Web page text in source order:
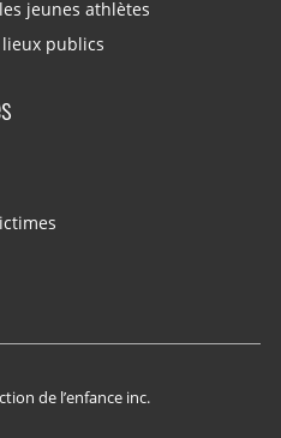
jeunes athlètes
publics
de l’enfance inc.